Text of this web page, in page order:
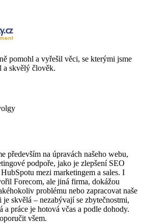
pomohl a vyřešil věci, se kterými jsme
a skvělý člověk.
především na úpravách našeho webu,
podpoře, jako je zlepšení SEO
mezi marketingem a sales. I
Forecom, ale jiná firma, dokážou
problému nebo zapracovat naše
skvělá – nezabývají se zbytečnostmi,
práce je hotová včas a podle dohody.
všem.